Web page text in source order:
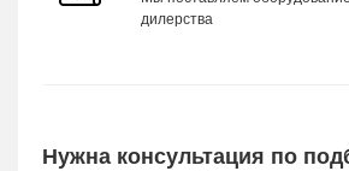
дилерства
Нужна консультация по